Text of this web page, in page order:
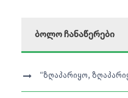
ბოლო ჩანაწერები
“ზღაპარიყო,